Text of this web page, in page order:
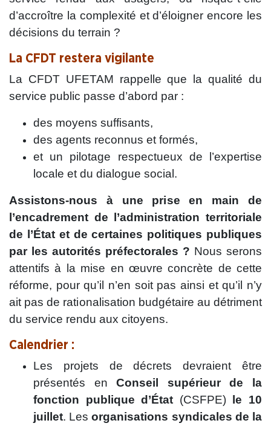
d’accroître la complexité et d’éloigner encore les
décisions du terrain ?
La CFDT restera vigilante
La CFDT UFETAM rappelle que la qualité du
service public passe d’abord par :
des moyens suffisants,
des agents reconnus et formés,
et un pilotage respectueux de l’expertise
locale et du dialogue social.
Assistons-nous à une prise en main de
l’encadrement de l’administration territoriale
de l’État et de certaines politiques publiques
par les autorités préfectorales ? Nous serons
attentifs à la mise en œuvre concrète de cette
réforme, pour qu’il n’en soit pas ainsi et qu’il n’y
ait pas de rationalisation budgétaire au détriment
du service rendu aux citoyens.
Calendrier :
Les projets de décrets devraient être
présentés enConseil supérieur de la
fonction publique d’État (CSFPE) le 10
juillet. Lesorganisations syndicales de la